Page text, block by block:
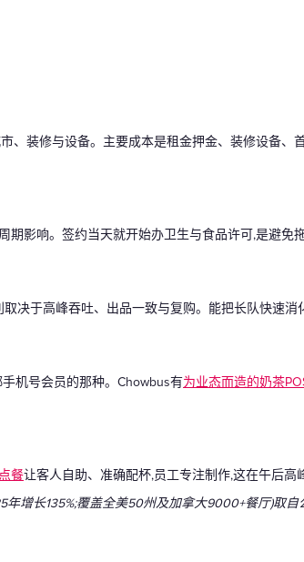
、装修与设备。主要成本是租金押金、装修设备、
影响。签约当天就开始办卫生与食品许可,是避免
于高峰吞吐、出品一致与复购。能把长队快速消
机号会员的那种。Chowbus有为业态而造的奶茶
餐让客人自助、准确配杯,员工专注制作,这在午后高
增长135%;覆盖全美50州及加拿大9000+餐厅)取